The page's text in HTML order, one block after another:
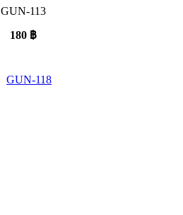
GUN-113
180 ฿